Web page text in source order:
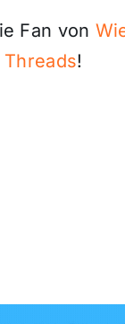
Fan von
Threads!